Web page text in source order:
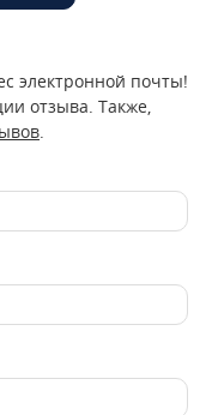
электронной почты!
отзыва. Также,
.